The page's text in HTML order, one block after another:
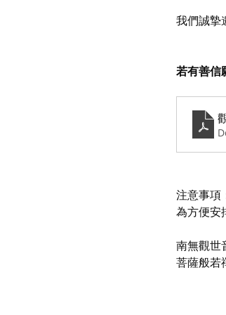
我們誠摯
若有善信
注意事項
為方便安
南無觀世
菩薩般若